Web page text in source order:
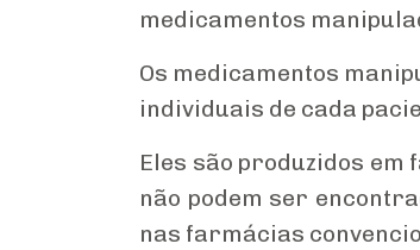
medicamentos
Os medicamentos
individuais de cada
Eles são produzidos
não podem ser
nas farmácias